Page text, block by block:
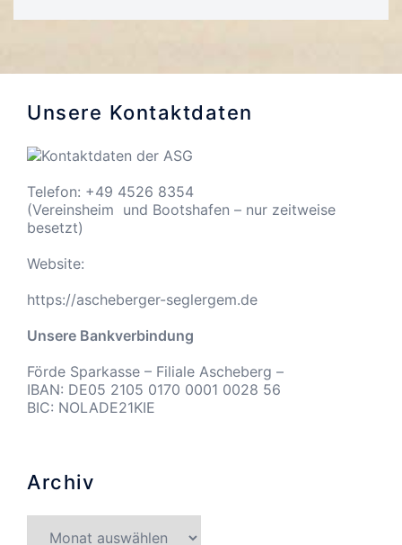
Unsere Kontaktdaten
Telefon: +49 4526 8354
(Vereinsheim und Bootshafen – nur zeitweise
besetzt)
Website:
https://ascheberger-seglergem.de
Unsere Bankverbindung
Förde Sparkasse – Filiale Ascheberg –
IBAN: DE05 2105 0170 0001 0028 56
BIC: NOLADE21KIE
Archiv